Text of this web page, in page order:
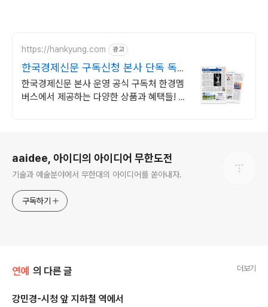
https://hankyung.com 광고
한국경제신문 구독신청 본사 단독 독자
혜택 제공
한국경제신문 본사 운영 공식 구독처 한경멤
버스에서 제공하는 다양한 상품과 혜택들! 한
aaidee, 아이디의 아이디어 무한도전
기술과 예술분야에서 무한대의 아이디어를 쏟아내자.
구독하기
연예 의 다른 글 더보기
강민경-시청 앞 지하철 역에서